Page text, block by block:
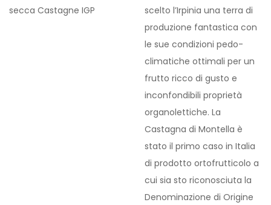
scelto l’Irpinia una terra di
produzione fantastica con
le sue condizioni pedo-
climatiche ottimali per un
frutto ricco di gusto e
inconfondibili proprietà
organolettiche. La
Castagna di Montella è
stato il primo caso in Italia
di prodotto ortofrutticolo a
cui sia sto riconosciuta la
Denominazione di Origine